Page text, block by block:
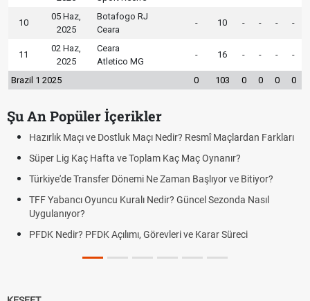
10
05 Haz,
2025
Botafogo RJ
Ceara
- 10 - - - -
11
02 Haz,
2025
Ceara
Atletico MG
- 16 - - - -
Brazil 1 2025 0 103 0 0 0 0
Şu An Popüler İçerikler
Hazırlık Maçı ve Dostluk Maçı Nedir? Resmî Maçlardan Farkları
Süper Lig Kaç Hafta ve Toplam Kaç Maç Oynanır?
Türkiye'de Transfer Dönemi Ne Zaman Başlıyor ve Bitiyor?
TFF Yabancı Oyuncu Kuralı Nedir? Güncel Sezonda Nasıl
Uygulanıyor?
PFDK Nedir? PFDK Açılımı, Görevleri ve Karar Süreci